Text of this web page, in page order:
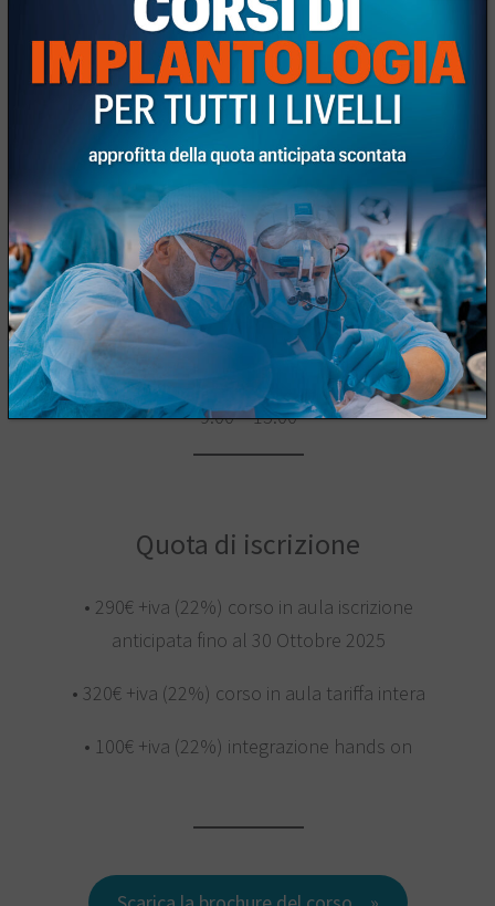
Luogo
JDENTALCARE TRAINING CENTER VIA CAMPANA
2, MODENA
9:00 – 15:00
Orario
9:00 – 15:00
Quota di iscrizione
• 290€ +iva (22%) corso in aula iscrizione
anticipata fino al 30 Ottobre 2025
• 320€ +iva (22%) corso in aula tariffa intera
• 100€ +iva (22%) integrazione hands on